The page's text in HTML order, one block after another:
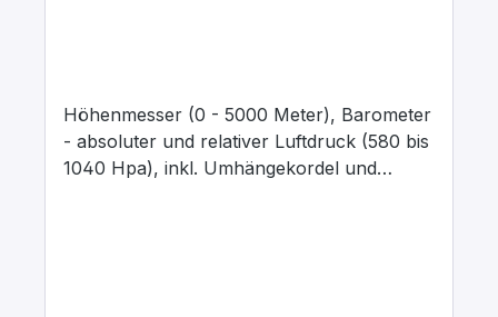
Höhenmesser (0 - 5000 Meter), Barometer
- absoluter und relativer Luftdruck (580 bis
1040 Hpa), inkl. Umhängekordel und